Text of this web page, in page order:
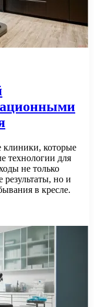
клиники, которые
технологии для
не только
но и
в кресле.